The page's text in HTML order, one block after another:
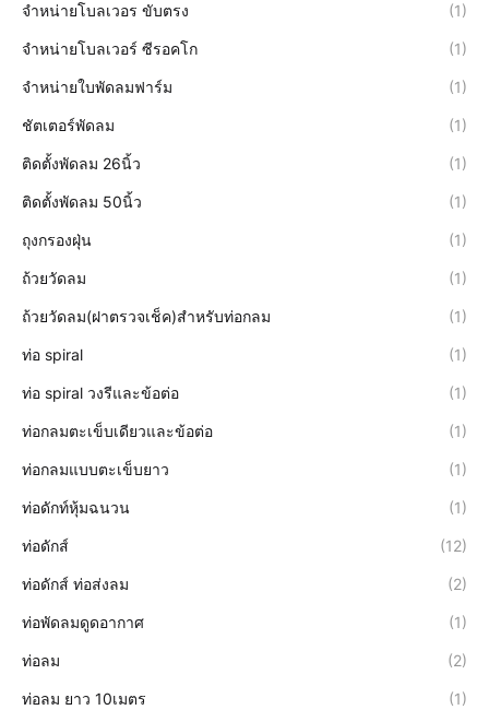
จำหน่ายโบลเวอร ขับตรง (1)
จำหน่ายโบลเวอร์ ซีรอคโก (1)
จำหน่ายใบพัดลมฟาร์ม (1)
ชัตเตอร์พัดลม (1)
ติดตั้งพัดลม 26นิ้ว (1)
ติดตั้งพัดลม 50นิ้ว (1)
ถุงกรองฝุ่น (1)
ถ้วยวัดลม (1)
ถ้วยวัดลม(ฝาตรวจเช็ค)สำหรับท่อกลม (1)
ท่อ spiral (1)
ท่อ spiral วงรีและข้อต่อ (1)
ท่อกลมตะเข็บเดียวและข้อต่อ (1)
ท่อกลมแบบตะเข็บยาว (1)
ท่อดักท์หุ้มฉนวน (1)
ท่อดักส์ (12)
ท่อดักส์ ท่อส่งลม (2)
ท่อพัดลมดูดอากาศ (1)
ท่อลม (2)
ท่อลม ยาว 10เมตร (1)